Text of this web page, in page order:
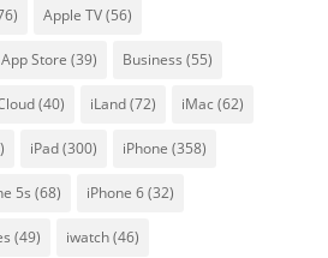
Apple TV(56)
App Store (39) Business (55)
(40) iLand(72) iMac (62)
iPad(300) iPhone (358)
5s (68) iPhone 6(32)
(49) iwatch(46)